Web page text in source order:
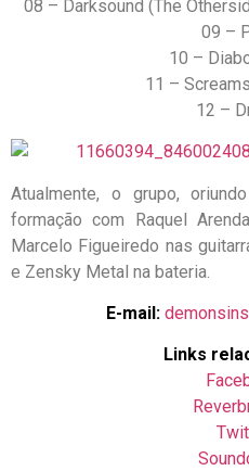
08 – Darksound (The
09 –
10 –
11 –
12 –
Atualmente, o grupo,
formação com Raquel
Marcelo Figueiredo nas
e Zensky Metal na bateria.
E-mail:
Links